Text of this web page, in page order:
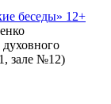
беседы» 12+
зале №12)